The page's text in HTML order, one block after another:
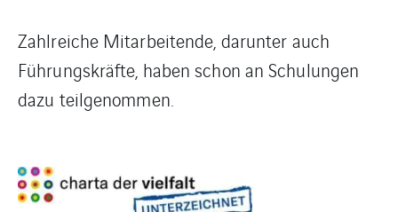
Zahlreiche Mitarbeitende, darunter auch
Führungskräfte, haben schon an Schulungen
dazu teilgenommen.